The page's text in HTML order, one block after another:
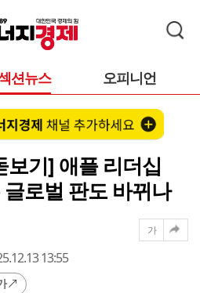
션뉴스 오피니언
기] 애플 리더십
글로벌 판도 바뀌나
13:55
가